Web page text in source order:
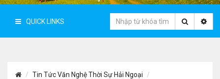
QUICK LINKS
Tin Tức Văn Nghệ Thời Sự Hải Ngoại